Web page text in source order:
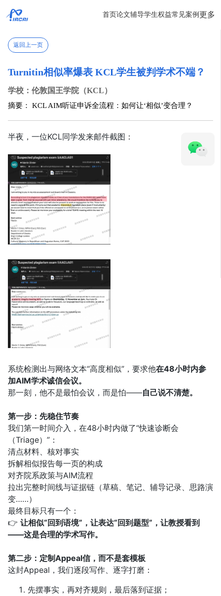
首页论文辅导学生权益常见案例 更多
返回上一页
Turnitin相似率爆表 KCL学生被判学术不端？
学校：伦敦国王学院（KCL）
摘要： KCL AIM听证申诉全流程：如何让‘相似’变合理？
半夜，一位KCL同学发来邮件截图：
系统检测出与网络文本“高度相似”，要求他在48小时内参
加AIM学术诚信会议。
那一刻，他不是最怕会议，而是怕——自己说不清楚。
第一步：先稳住节奏
我们第一时间介入，在48小时内做了“快速诊断会
（Triage）”：
清点材料、核对事实
拆解相似报告每一页的构成
对齐院系政策与AIM流程
拉出完整时间线与证据链（草稿、笔记、辅导记录、思路演
变……）
最终目标只有一个：
👉 让相似“回到语境”，让表达“回到题型”，让教授看到
——这是合理的学术写作。
第二步：定制Appeal信，而不是套模板
这封Appeal，我们逐段写作、逐字打磨：
先摆事实，再对齐规则，最后落到证据；